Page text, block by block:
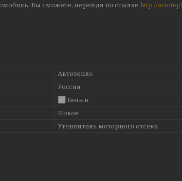
Вы сможете, перейдя по ссылке http://
Автотепло
Россия
Белый
Новое
Утеплитель моторного отсека